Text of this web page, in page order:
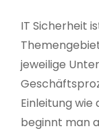
IT Sicherheit
jeweilige
Einleitung
beginnt man